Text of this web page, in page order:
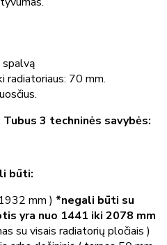
spalvą
radiatoriaus: 70 mm.
3 techninės savybės:
būti:
mm ) *negali būti su
yra nuo 1441 iki 2078 mm
su visais radiatorių pločiais )